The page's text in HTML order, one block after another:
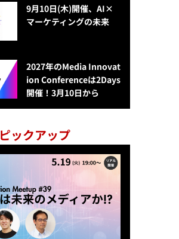
9月10日(木)開催、AI×
マーケティングの未来
2027年のMedia Innovat
ion Conferenceは2Days
開催！3月10日から
ピックアップ